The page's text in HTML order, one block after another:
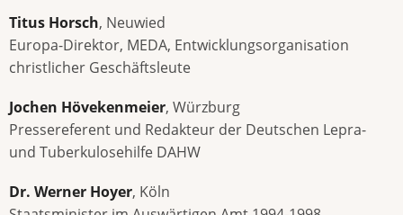
Titus Horsch, Neuwied
Europa-Direktor, MEDA, Entwicklungsorganisation
christlicher Geschäftsleute
Jochen Hövekenmeier, Würzburg
Pressereferent und Redakteur der Deutschen Lepra-
und Tuberkulosehilfe DAHW
Dr. Werner Hoyer, Köln